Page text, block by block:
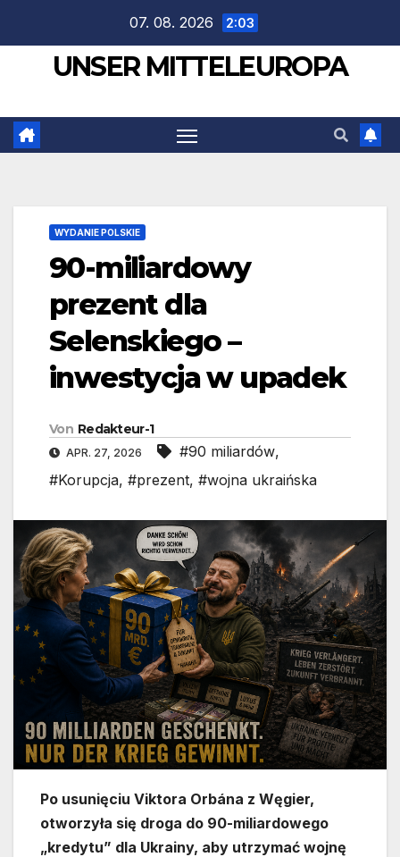
springen
07. 08. 2026 2:03
UNSER MITTELEUROPA
WYDANIE POLSKIE
90-miliardowy
prezent dla
Selenskiego –
inwestycja w upadek
Von Redakteur-1
APR. 27, 2026 #90 miliardów,
#Korupcja, #prezent, #wojna ukraińska
Po usunięciu Viktora Orbána z Węgier,
otworzyła się droga do 90-miliardowego
„kredytu” dla Ukrainy, aby utrzymać wojnę